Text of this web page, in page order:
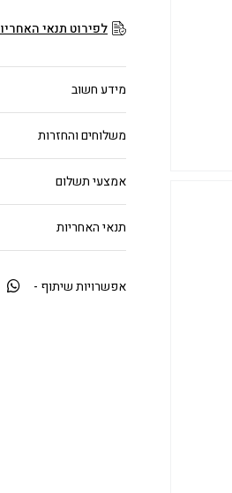
לפירוט תנאי
מידע חשוב
משלוחים והחזרות
אמצעי תשלום
תנאי האחריות
אפשרויות שיתוף -